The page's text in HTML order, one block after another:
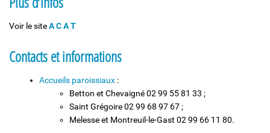
Voir le siteA C A T
Contacts et informations
Accueils paroissiaux :
Betton et Chevaigné 02 99 55 81 33 ;
Saint Grégoire 02 99 68 97 67 ;
Melesse et Montreuil-le-Gast 02 99 66 11 80.